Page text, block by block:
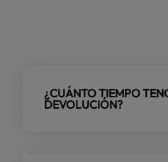
¿CUÁNTO TIEMPO
DEVOLUCIÓN?